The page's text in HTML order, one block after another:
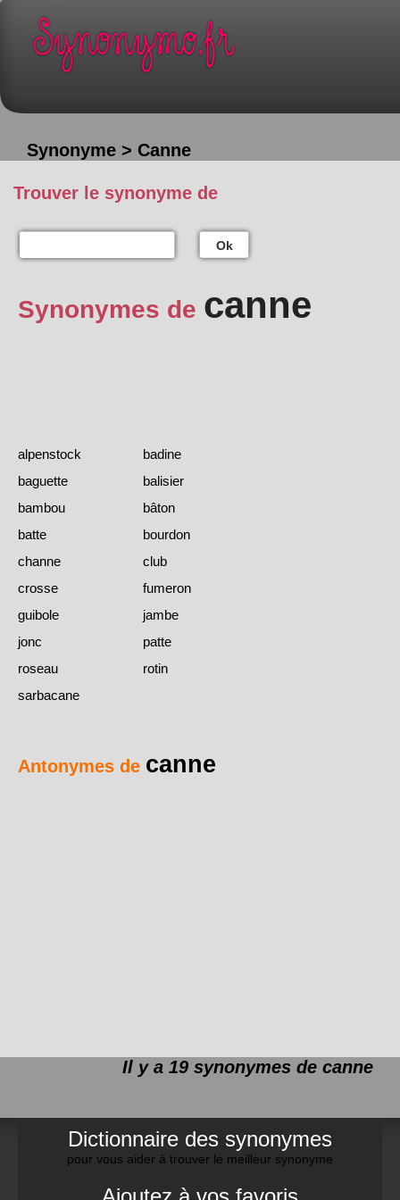
Synonyme > Canne
Trouver le synonyme de
Ok
Synonymes de canne
alpenstock
badine
baguette
balisier
bambou
bâton
batte
bourdon
channe
club
crosse
fumeron
guibole
jambe
jonc
patte
roseau
rotin
sarbacane
Antonymes de canne
Il y a 19 synonymes de canne
Dictionnaire des synonymes
pour vous aider à trouver le meilleur synonyme